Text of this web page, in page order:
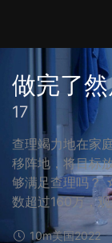
做完了
17
查理竭力地在家
移阵地，将目标
够满足查理吗？
数超过160万，
10m美国2022